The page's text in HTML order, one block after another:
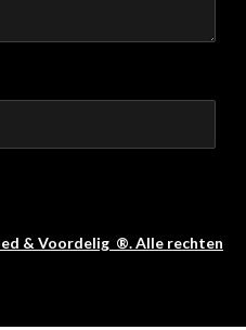
& Voordelig ®. Alle rechten